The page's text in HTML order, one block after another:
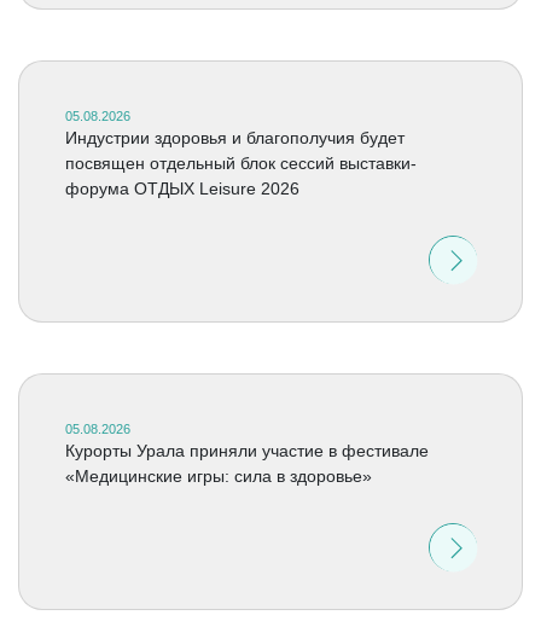
05.08.2026
Индустрии здоровья и благополучия будет
посвящен отдельный блок сессий выставки-
форума ОТДЫХ Leisure 2026
05.08.2026
Курорты Урала приняли участие в фестивале
«Медицинские игры: сила в здоровье»